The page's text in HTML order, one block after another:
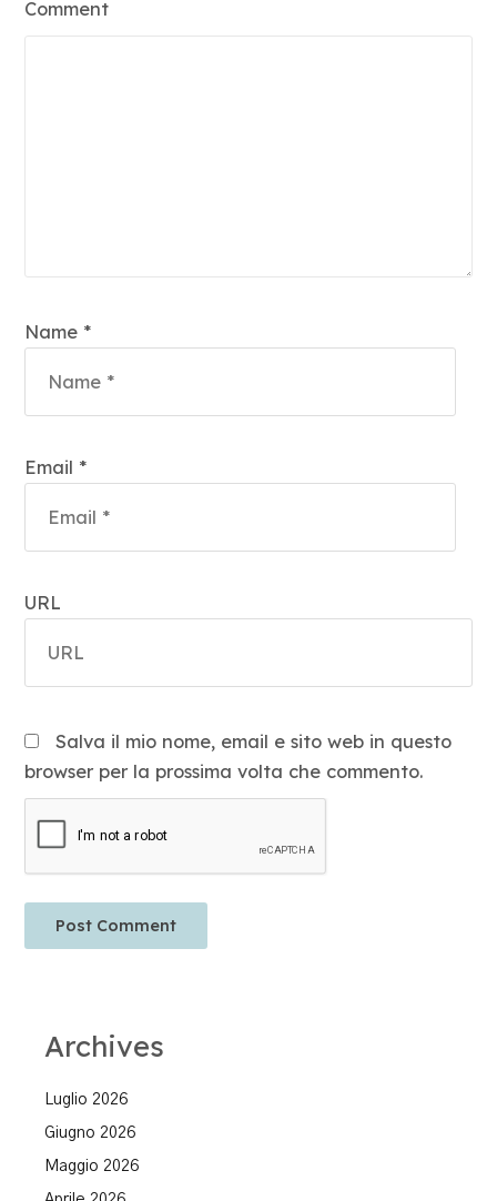
Comment
Name *
Email *
URL
Salva il mio nome, email e sito web in questo
browser per la prossima volta che commento.
Archives
Luglio 2026
Giugno 2026
Maggio 2026